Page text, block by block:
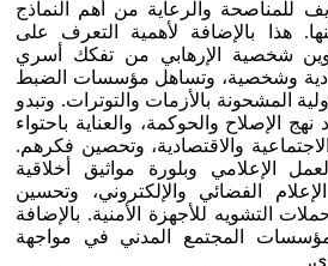
للمناصحة والرعاية من أهم النماذج
هذا بالإضافة لأهمية التعرف على
شخصية الإرهابي من تفكك أسري
وشخصية، وتساهل مؤسسات الضبط
المشحونة بالأزمات والتوترات. وتبدو
الإصلاح والحوكمة، والعناية باحتواء
والاقتصادية، وتحصين فكرهم.
الإعلامي وبلورة مواثيق أخلاقية
الفضائي والإلكتروني، وتحسين
التشويه للأجهزة الأمنية. بالإضافة
المجتمع المدني في مواجهة